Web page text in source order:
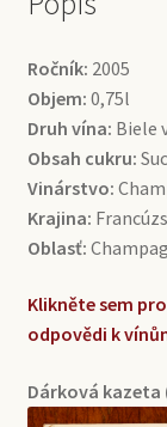
Ročník: 2005
Objem: 0,75l
Druh vína: Biele
Obsah cukru:
Vinárstvo:
Krajina:
Oblasť:
Klikněte sem
odpovědi k
Dárková kazeta